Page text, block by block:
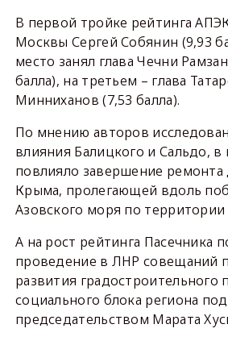
В первой тройке рейтинга
Москвы Сергей Собянин (9,93
место занял глава Чечни
балла), на третьем – глава
Минниханов (7,53 балла).
По мнению авторов
влияния Балицкого и Сальдо,
повлияло завершение ремонта
Крыма, пролегающей вдоль
Азовского моря по
А на рост рейтинга Пасечника
проведение в ЛНР совещаний
развития градостроительного
социального блока региона под
председательством Марата